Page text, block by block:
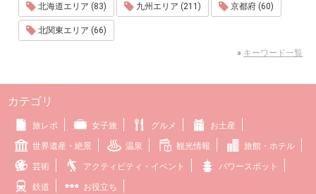
北海道エリア (83) 九州エリア (211) 京都府 (60)
北関東エリア (66)
» キーワード一覧
カテゴリ
旅レポ 女子旅 グルメ お土産
世界遺産・絶景 温泉 観光情報 旅館・ホテル
芸術 アクティビティ・イベント パワースポット
鉄道 お役立ち